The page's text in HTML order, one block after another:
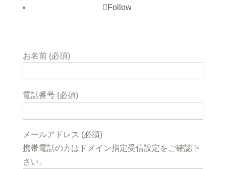
Follow
お名前 (必須)
電話番号 (必須)
メールアドレス (必須)
携帯電話の方はドメイン指定受信設定をご確認下
さい。